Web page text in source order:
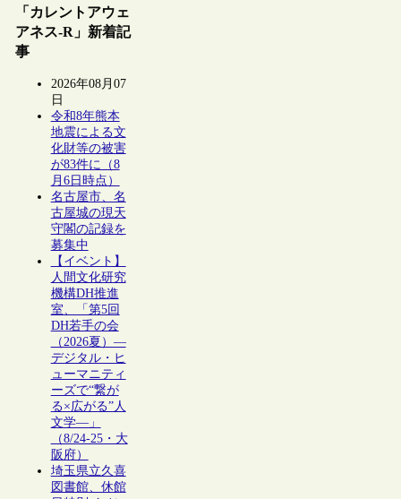
「カレントアウェ
アネス-R」新着記
事
2026年08月07
日
令和8年熊本
地震による文
化財等の被害
が83件に（8
月6日時点）
名古屋市、名
古屋城の現天
守閣の記録を
募集中
【イベント】
人間文化研究
機構DH推進
室、「第5回
DH若手の会
（2026夏）―
デジタル・ヒ
ューマニティ
ーズで“繋が
る×広がる”人
文学―」
（8/24-25・大
阪府）
埼玉県立久喜
図書館、休館